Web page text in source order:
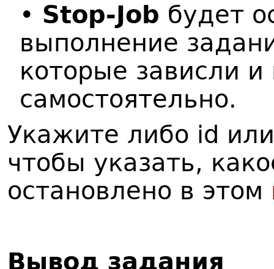
• Stop-Job будет
выполнение
которые зависли
самостоятельно.
Укажите либо id
чтобы указать,
остановлено в этом
Вывод задания